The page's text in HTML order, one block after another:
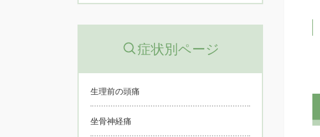
症状別ページ
生理前の頭痛
坐骨神経痛